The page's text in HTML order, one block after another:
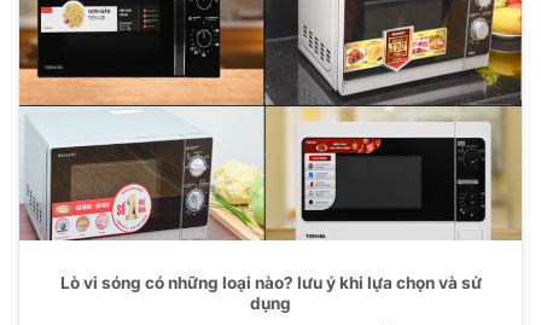
Lò vi sóng có những loại nào? lưu ý khi lựa chọn và sử
dụng